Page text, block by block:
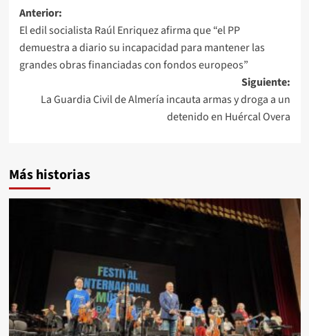
Navegación
de
entradas
Anterior:
El edil socialista Raúl Enriquez afirma que “el PP
demuestra a diario su incapacidad para mantener las
grandes obras financiadas con fondos europeos”
Siguiente:
La Guardia Civil de Almería incauta armas y droga a un
detenido en Huércal Overa
Más historias